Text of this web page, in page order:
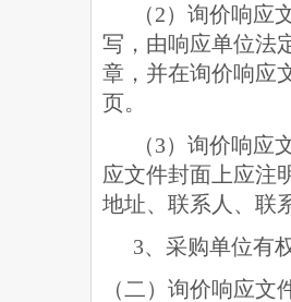
（2）询价响应
写，由响应单位法
章，并在询价响应
页。
（3）询价响应
应文件封面上应注
地址、联系人、联
3、采购单位有
（二）询价响应文